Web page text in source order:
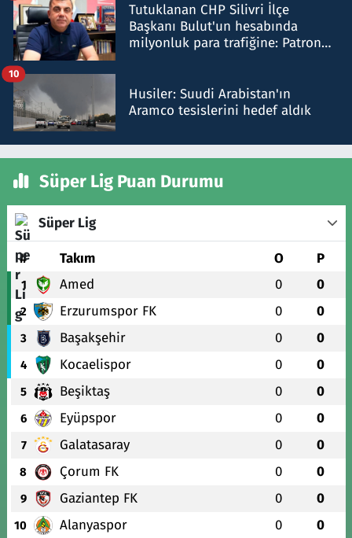
Tutuklanan CHP Silivri İlçe
Başkanı Bulut'un hesabında
milyonluk para trafiğine: Patron
Husiler: Suudi Arabistan'ın
Aramco tesislerini hedef aldık
10
Süper Lig Puan Durumu
Süper Lig
# Takım O P
1 Amed 0 0
2 Erzurumspor FK 0 0
3 Başakşehir 0 0
4 Kocaelispor 0 0
5 Beşiktaş 0 0
6 Eyüpspor 0 0
7 Galatasaray 0 0
8 Çorum FK 0 0
9 Gaziantep FK 0 0
10 Alanyaspor 0 0